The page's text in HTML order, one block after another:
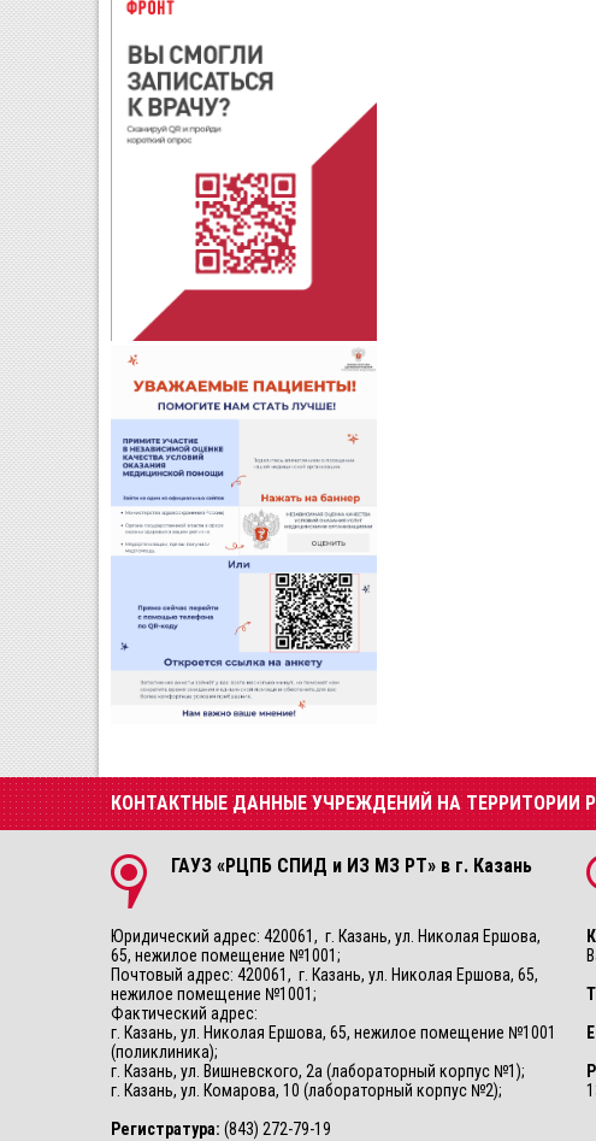
КОНТАКТНЫЕ ДАННЫЕ УЧРЕЖДЕНИЙ НА ТЕРРИТОРИИ
ГАУЗ «РЦПБ СПИД и ИЗ МЗ РТ» в г. Казань
Юридический адрес: 420061, г. Казань, ул. Николая Ершова,
65, нежилое помещение №1001;
Почтовый адрес: 420061, г. Казань, ул. Николая Ершова, 65,
нежилое помещение №1001;
Фактический адрес:
г. Казань, ул. Николая Ершова, 65, нежилое помещение №1001
(поликлиника);
г. Казань, ул. Вишневского, 2а (лабораторный корпус №1);
г. Казань, ул. Комарова, 10 (лабораторный корпус №2);
Регистратура: (843) 272-79-19